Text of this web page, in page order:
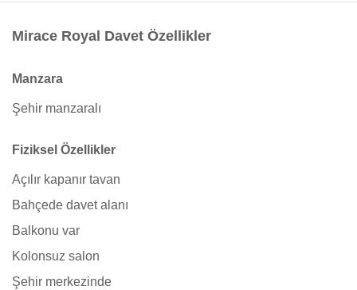
Mirace Royal Davet Özellikler
Manzara
Şehir manzaralı
Fiziksel Özellikler
Açılır kapanır tavan
Bahçede davet alanı
Balkonu var
Kolonsuz salon
Şehir merkezinde